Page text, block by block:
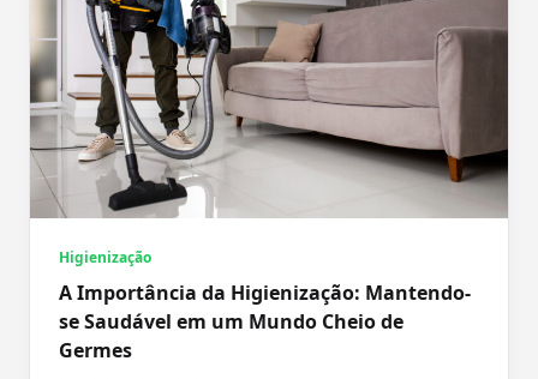
Higienização
A Importância da Higienização: Mantendo-
se Saudável em um Mundo Cheio de
Germes